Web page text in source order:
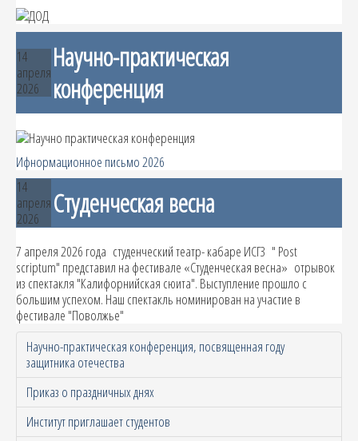
14
апреля
2026
Научно-практическая
конференция
Ифнормационное письмо 2026
14
апреля
2026
Студенческая весна
7 апреля 2026 года студенческий театр- кабаре ИСГЗ " Post
scriptum" представил на фестивале «Студенческая весна» отрывок
из спектакля "Калифорнийская сюита". Выступление прошло с
большим успехом. Наш спектакль номинирован на участие в
фестивале "Поволжье"
Научно-практическая конференция, посвященная году
защитника отечества
Приказ о праздничных днях
Институт приглашает студентов